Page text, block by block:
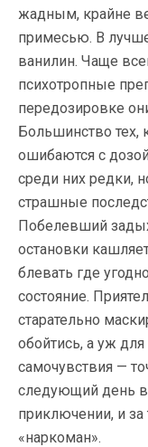
жадным, крайне
примесью. В
ванилин. Чаще
психотропные
передозировке
Большинство тех,
ошибаются с
среди них редки,
страшные
Побелевший
остановки
блевать где
состояние.
старательно
обойтись, а уж для
самочувствия —
следующий день
приключении, и
«наркоман».